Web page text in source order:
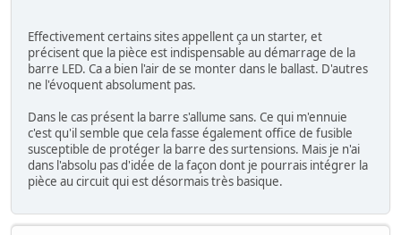
Effectivement certains sites appellent ça un starter, et
précisent que la pièce est indispensable au démarrage de la
barre LED. Ca a bien l'air de se monter dans le ballast. D'autres
ne l'évoquent absolument pas.
Dans le cas présent la barre s'allume sans. Ce qui m'ennuie
c'est qu'il semble que cela fasse également office de fusible
susceptible de protéger la barre des surtensions. Mais je n'ai
dans l'absolu pas d'idée de la façon dont je pourrais intégrer la
pièce au circuit qui est désormais très basique.